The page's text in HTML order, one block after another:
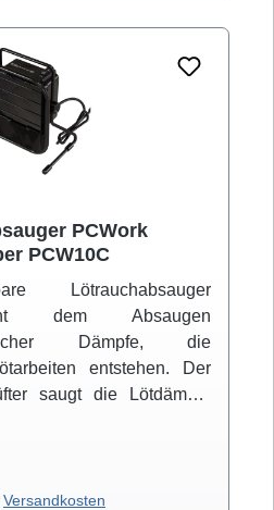
PCWork
PCW10C
Lötrauchabsauger
dem Absaugen
Dämpfe, die
entstehen. Der
saugt die Lötdämpfe
eingespannten groben
sicherAbsaugleistung
Versandkosten